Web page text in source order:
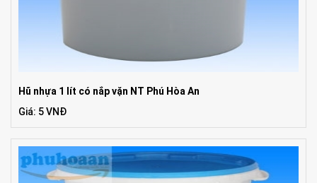
Hũ nhựa 1 lít có nắp vặn NT Phú Hòa An
Giá: 5 VNĐ